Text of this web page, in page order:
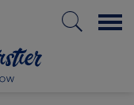
Menu